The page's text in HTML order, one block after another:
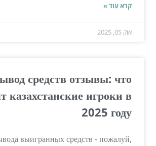
קרא עוד »
אוק 05, 2025
средств отзывы: что
казахстанские игроки в
2025 году
выигранных средств - пожалуй,